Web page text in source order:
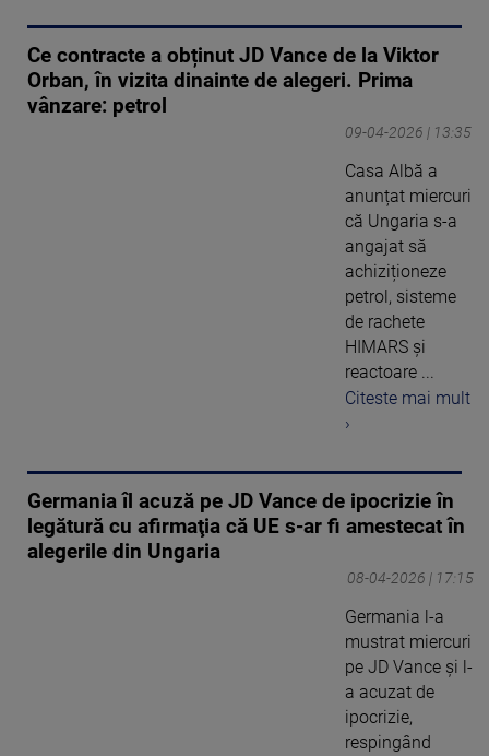
Ce contracte a obținut JD Vance de la Viktor
Orban, în vizita dinainte de alegeri. Prima
vânzare: petrol
09-04-2026 | 13:35
Casa Albă a
anunțat miercuri
că Ungaria s-a
angajat să
achiziționeze
petrol, sisteme
de rachete
HIMARS și
reactoare ...
Citeste mai mult
›
Germania îl acuză pe JD Vance de ipocrizie în
legătură cu afirmaţia că UE s-ar fi amestecat în
alegerile din Ungaria
08-04-2026 | 17:15
Germania l-a
mustrat miercuri
pe JD Vance şi l-
a acuzat de
ipocrizie,
respingând